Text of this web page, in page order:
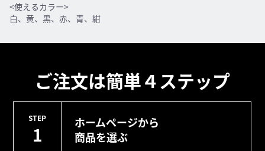
<使えるカラー>
白、黄、黒、赤、青、紺
ご注文は簡単４ステップ
STEP
1
ホームページから
商品を選ぶ